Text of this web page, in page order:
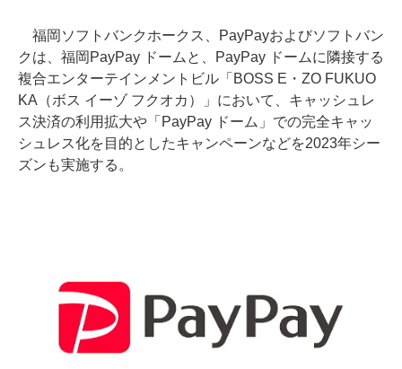
福岡ソフトバンクホークス、PayPayおよびソフトバン
クは、福岡PayPay ドームと、PayPay ドームに隣接する
複合エンターテインメントビル「BOSS E・ZO FUKUO
KA（ボス イーゾ フクオカ）」において、キャッシュレ
ス決済の利用拡大や「PayPay ドーム」での完全キャッ
シュレス化を目的としたキャンペーンなどを2023年シー
ズンも実施する。